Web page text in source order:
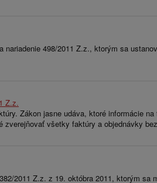
498/2011 Z.z., ktorým sa
Z.z.
Zákon jasne udáva, ktoré informácie
všetky faktúry a objednávky
2011 Z.z. z 19. októbra 2011, ktorým